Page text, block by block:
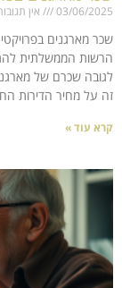
03/06/2025 אין
שכר מארגנים
הרשות הממשלתית
לגובה שכרם של
זה על מחיר הדירות
קרא עוד »